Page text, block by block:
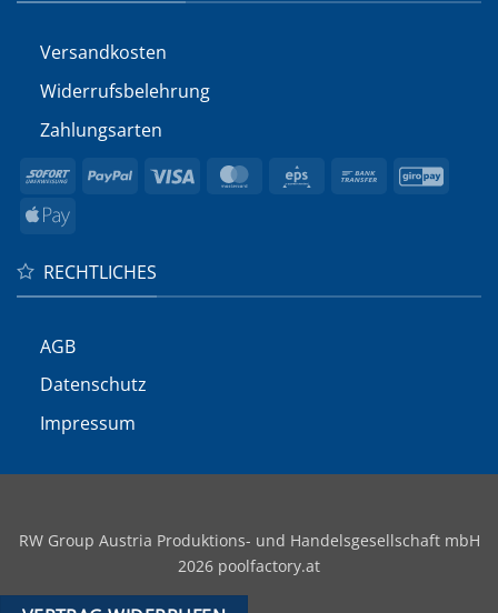
Versandkosten
Widerrufs­belehrung
Zahlungsarten
Sofort PayPal Visa MasterCard
Eps
Bank
Apple
RECHTLICHES
AGB
Datenschutz
Impressum
RW Group Austria Produktions- und Handelsgesellschaft mbH
2026 poolfactory.at